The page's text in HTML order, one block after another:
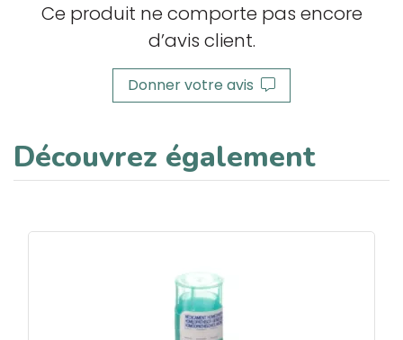
Ce produit ne comporte pas encore
d’avis client.
Donner votre avis
Découvrez également